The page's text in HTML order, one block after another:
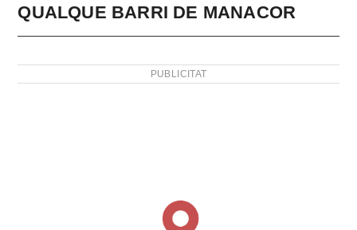
QUALQUE BARRI DE MANACOR
PUBLICITAT